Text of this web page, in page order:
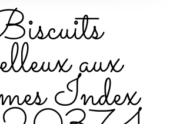
aux
Index